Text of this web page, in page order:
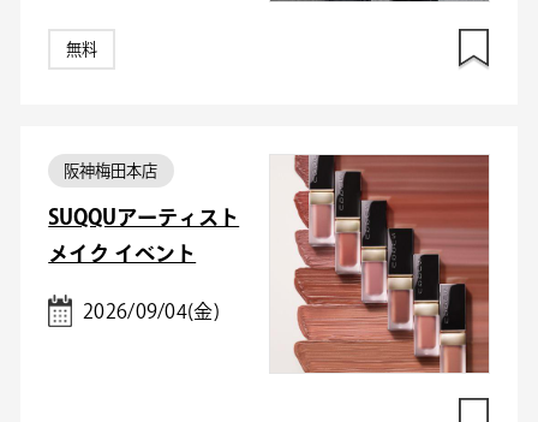
無料
阪神梅田本店
SUQQUアーティスト
メイク イベント
2026/09/04(金)